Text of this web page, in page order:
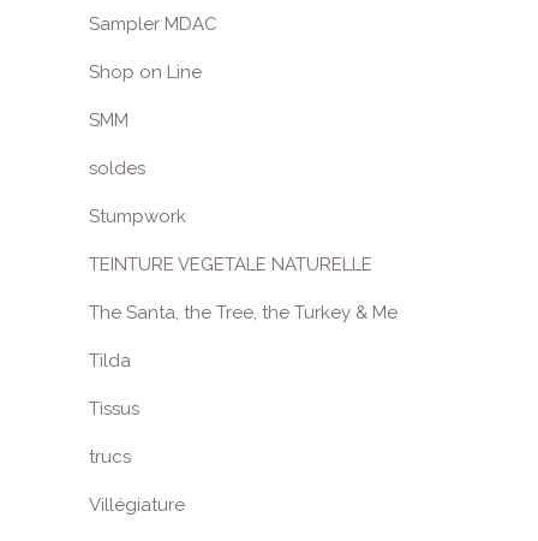
Sampler MDAC
Shop on Line
SMM
soldes
Stumpwork
TEINTURE VEGETALE NATURELLE
The Santa, the Tree, the Turkey & Me
Tilda
Tissus
trucs
Villégiature